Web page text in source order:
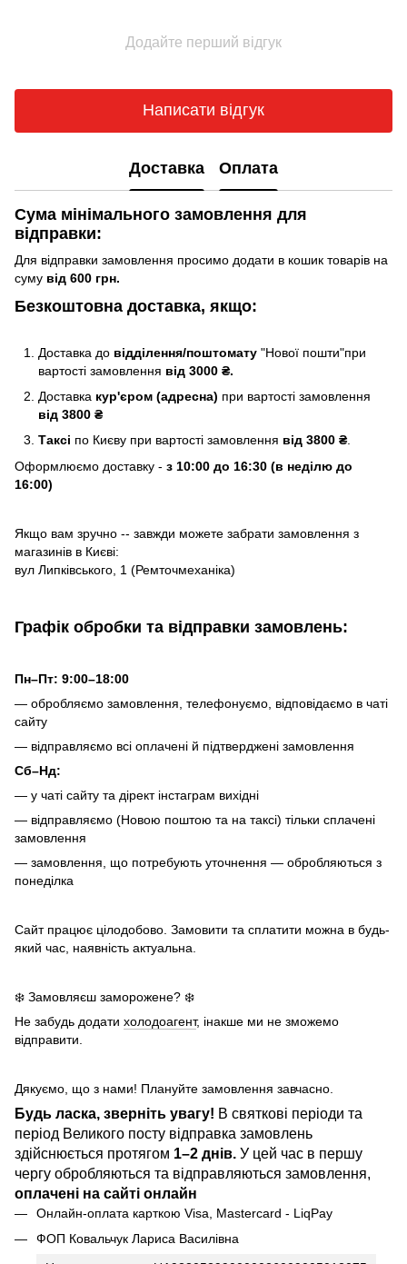
Додайте перший відгук
Написати відгук
Доставка Оплата
Сума мінімального замовлення для
відправки:
Для відправки замовлення просимо додати в кошик товарів на
суму від 600 грн.
Безкоштовна доставка, якщо:
Доставка до відділення/поштомату "Нової пошти"при
вартості замовлення від 3000 ₴.
Доставка кур'єром (адресна) при вартості замовлення
від 3800 ₴
Таксі по Києву при вартості замовлення від 3800 ₴.
Оформлюємо доставку - з 10:00 до 16:30 (в неділю до
16:00)
Якщо вам зручно -- завжди можете забрати замовлення з
магазинів в Києві:
вул Липківського, 1 (Ремточмеханіка)
Графік обробки та відправки замовлень:
Пн–Пт: 9:00–18:00
— обробляємо замовлення, телефонуємо, відповідаємо в чаті
сайту
— відправляємо всі оплачені й підтверджені замовлення
Сб–Нд:
— у чаті сайту та дірект інстаграм вихідні
— відправляємо (Новою поштою та на таксі) тільки сплачені
замовлення
— замовлення, що потребують уточнення — обробляються з
понеділка
Сайт працює цілодобово. Замовити та сплатити можна в будь-
який час, наявність актуальна.
❄️ Замовляєш заморожене? ❄️
Не забудь додати холодоагент, інакше ми не зможемо
відправити.
Дякуємо, що з нами! Плануйте замовлення завчасно.
Будь ласка, зверніть увагу! В святкові періоди та
період Великого посту відправка замовлень
здійснюється протягом 1–2 днів. У цей час в першу
чергу обробляються та відправляються замовлення,
оплачені на сайті онлайн
Онлайн-оплата карткою Visa, Mastercard - LiqPay
ФОП Ковальчук Лариса Василівна